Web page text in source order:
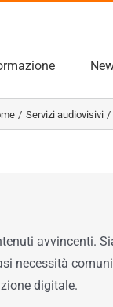
Servizi audiovisivi
avvincenti.
necessità
digitale.